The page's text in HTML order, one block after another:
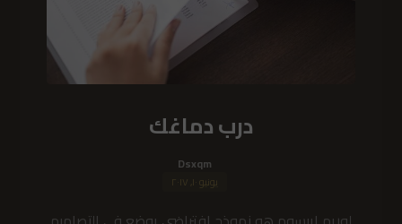
درب دماغك
Dsxqm
يونيو ١٠, ٢٠١٧